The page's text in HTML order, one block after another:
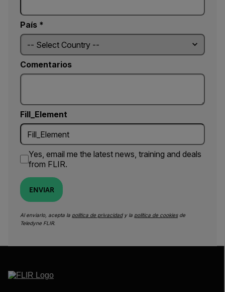
País *
Comentarios
Fill_Element
Yes, email me the latest news, training and deals
from FLIR.
ENVIAR
Al enviarlo, acepta la política de privacidady la política de cookiesde
Teledyne FLIR.